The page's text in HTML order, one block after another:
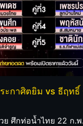
ะกาศิตยิม vs ธีฤทธิ์
ย ศึกท่อน้ำไทย 22 ก.